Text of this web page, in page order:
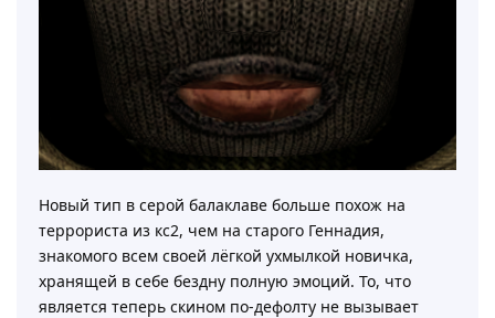
Новый тип в серой балаклаве больше похож на
террориста из кс2, чем на старого Геннадия,
знакомого всем своей лёгкой ухмылкой новичка,
хранящей в себе бездну полную эмоций. То, что
является теперь скином по-дефолту не вызывает